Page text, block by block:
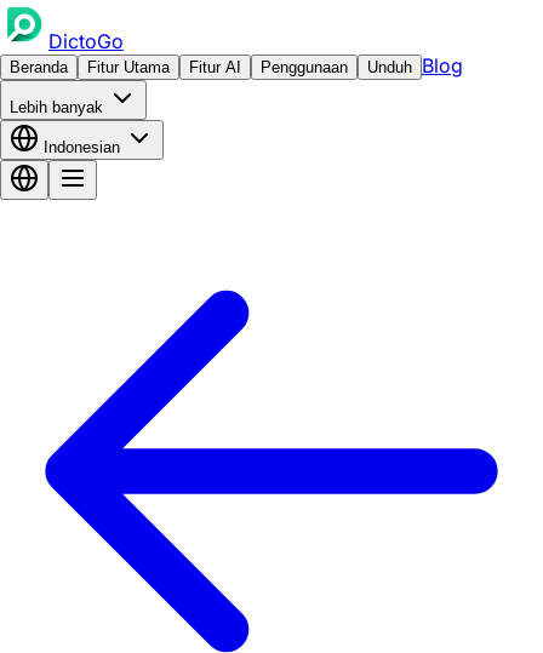
DictoGo
Beranda Fitur Utama Fitur AI Penggunaan Unduh Blog
Lebih banyak
Indonesian